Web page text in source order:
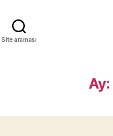
Site araması
Ay: